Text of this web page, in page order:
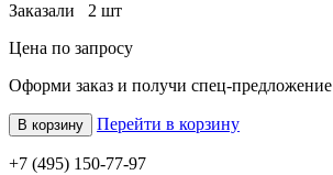
Заказали 2 шт
Цена по запросу
Оформи заказ и получи спец-предложение
В корзину Перейти в корзину
+7 (495) 150-77-97